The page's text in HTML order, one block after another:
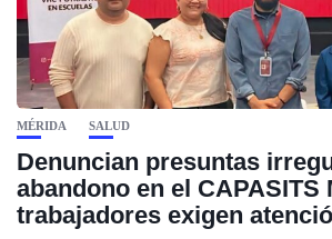
MÉRIDA SALUD
Denuncian presuntas
abandono en el CAPASITS
trabajadores exigen